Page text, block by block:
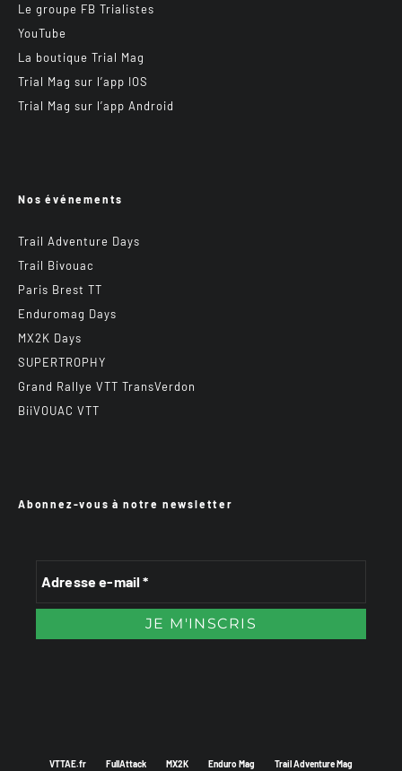
Le groupe FB Trialistes
YouTube
La boutique Trial Mag
Trial Mag sur l’app IOS
Trial Mag sur l’app Android
Nos événements
Trail Adventure Days
Trail Bivouac
Paris Brest TT
Enduromag Days
MX2K Days
SUPERTROPHY
Grand Rallye VTT TransVerdon
BiiVOUAC VTT
Abonnez-vous à notre newsletter
VTTAE.fr FullAttack MX2K Enduro Mag Trail Adventure Mag